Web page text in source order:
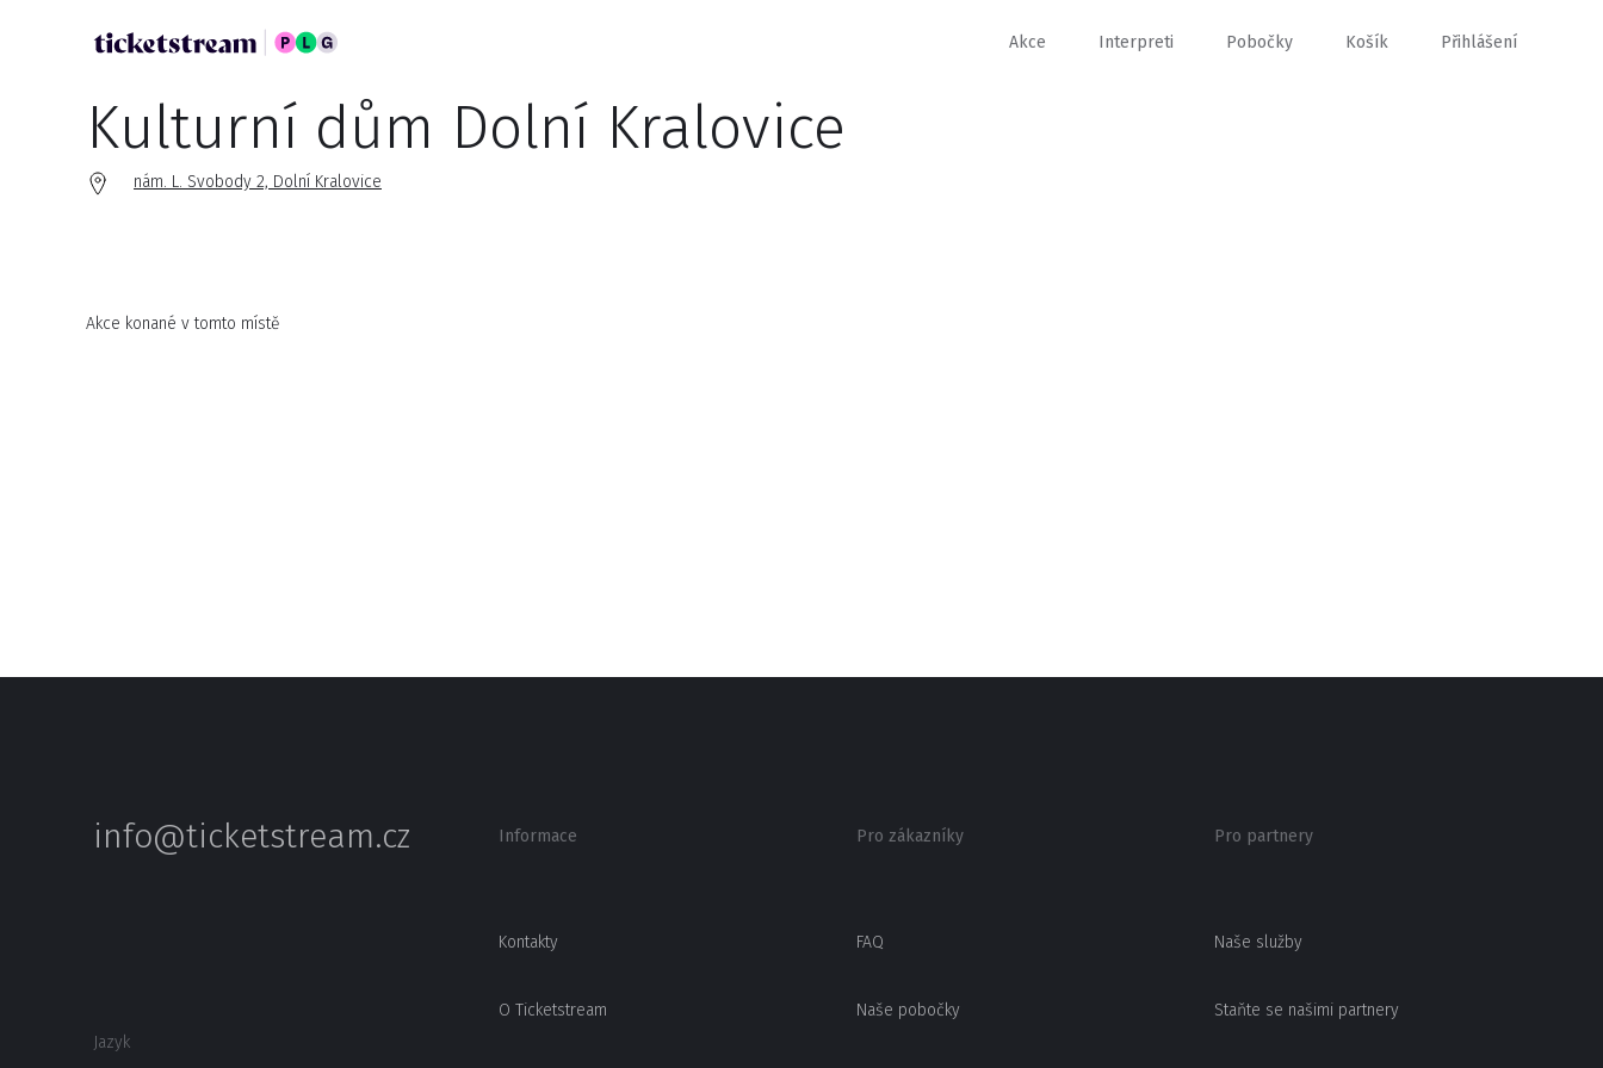
Akce Interpreti Pobočky Košík Přihlášení
Kulturní dům Dolní Kralovice
nám. L. Svobody 2, Dolní Kralovice
Akce konané v tomto místě
info@ticketstream.cz
Jazyk
Informace
Kontakty
O Ticketstream
Pro zákazníky
FAQ
Naše pobočky
Pro partnery
Naše služby
Staňte se našimi partnery